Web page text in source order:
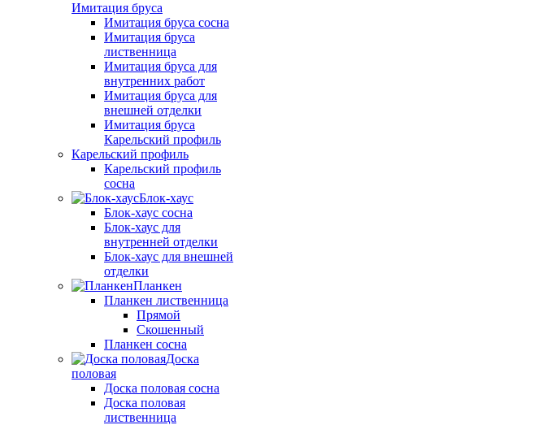
Имитация бруса
Имитация бруса сосна
Имитация бруса
лиственница
Имитация бруса для
внутренних работ
Имитация бруса для
внешней отделки
Имитация бруса
Карельский профиль
Карельский профиль
Карельский профиль
сосна
Блок-хаус
Блок-хаус сосна
Блок-хаус для
внутренней отделки
Блок-хаус для внешней
отделки
Планкен
Планкен лиственница
Прямой
Скошенный
Планкен сосна
Доска
половая
Доска половая сосна
Доска половая
лиственница